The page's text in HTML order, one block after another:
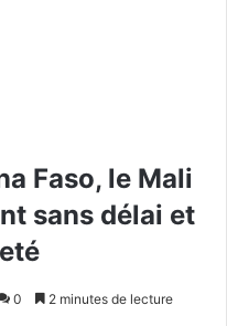
Faso, le Mali
sans délai et
0 2 minutes de lecture